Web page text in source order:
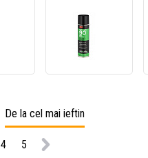
covorașelor
ml
adeziv
De la cel mai ieftin
4 5